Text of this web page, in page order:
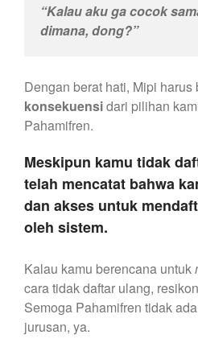
“Kalau aku ga cocok
dimana, dong?”
Dengan berat hati, Mipi
konsekuensidari pilihan
Pahamifren.
Meskipun kamu tidak
telah mencatat bahwa
dan akses untuk
oleh sistem.
Kalau kamu berencana untuk
cara tidak daftar ulang,
Semoga Pahamifren tidak
jurusan, ya.